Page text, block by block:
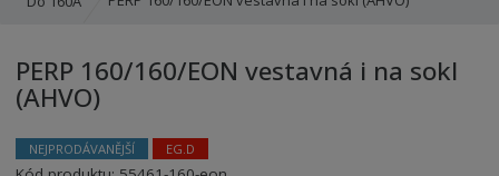
t
í
s
r
a
PERP 160/160/EON vestavná i na sokl
(AHVO)
NEJPRODÁVANĚJŠÍ EG.D